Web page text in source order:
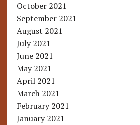
October 2021
September 2021
August 2021
July 2021
June 2021
May 2021
April 2021
March 2021
February 2021
January 2021